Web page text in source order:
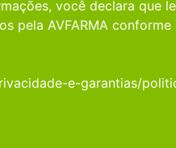
você declara que
pela AVFARMA
e-garantias/